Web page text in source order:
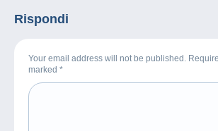
Rispondi
Your email address will not be published.
marked *